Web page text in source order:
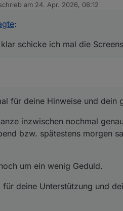
am 24. Apr. 2026, 06:12
editiert von
:
schicke ich mal die
für deine Hinweise und
inzwischen nochmal
bzw. spätestens morgen
um ein wenig Geduld.
deine Unterstützung und